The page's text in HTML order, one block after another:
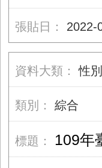
2022-
性
綜合
109年